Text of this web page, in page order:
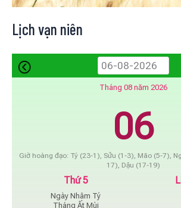
Lịch vạn niên
Tháng 08 năm 2026
06
Giờ hoàng đạo: Tý (23-1), Sửu (1-3), Mão (5-7),
17), Dậu (17-19)
Thứ 5
Ngày Nhâm Tý
Tháng Ất Mùi